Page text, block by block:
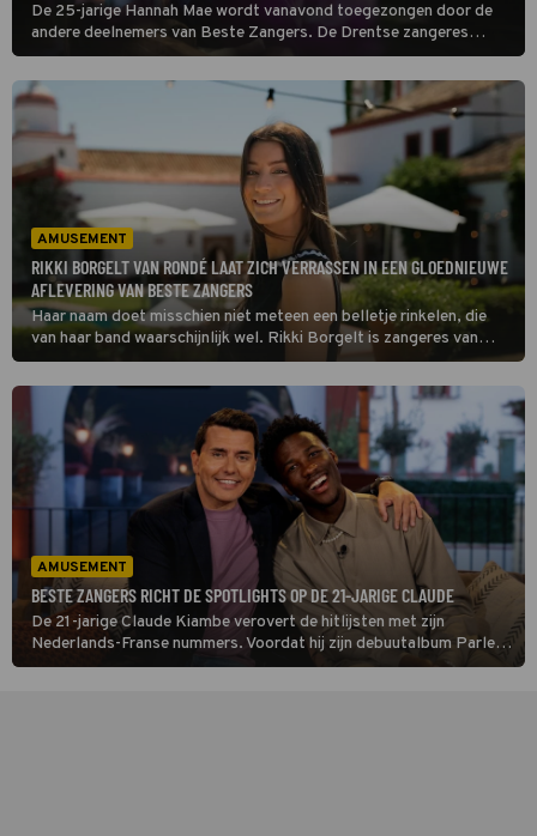
De 25-jarige Hannah Mae wordt vanavond toegezongen door de
andere deelnemers van Beste Zangers. De Drentse zangeres
groeide op met Taylor Swift, maar ook Jimi Hendrix en
countrymuziek. Dat keert allemaal terug in de muziekselectie.
AMUSEMENT
RIKKI BORGELT VAN RONDÉ LAAT ZICH VERRASSEN IN EEN GLOEDNIEUWE
AFLEVERING VAN BESTE ZANGERS
Haar naam doet misschien niet meteen een belletje rinkelen, die
van haar band waarschijnlijk wel. Rikki Borgelt is zangeres van
Rondé en met de band scoorde ze hits als 'Bright eyes', 'Love
myself' en 'Hard to say goodbye'. In deze aflevering van Beste
Zangers staat ze centraal.
AMUSEMENT
BESTE ZANGERS RICHT DE SPOTLIGHTS OP DE 21-JARIGE CLAUDE
De 21-jarige Claude Kiambe verovert de hitlijsten met zijn
Nederlands-Franse nummers. Voordat hij zijn debuutalbum Parler
Français met het grote publiek deelt, duiken zijn collega-zangers in